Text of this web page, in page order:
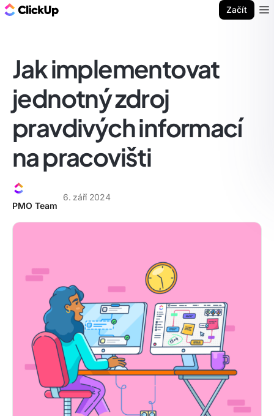
Začít
Jak implementovat
jednotný zdroj
pravdivých informací
na pracovišti
PMO Team
6. září 2024